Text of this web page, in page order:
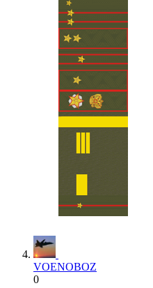
VOENOBOZ
0